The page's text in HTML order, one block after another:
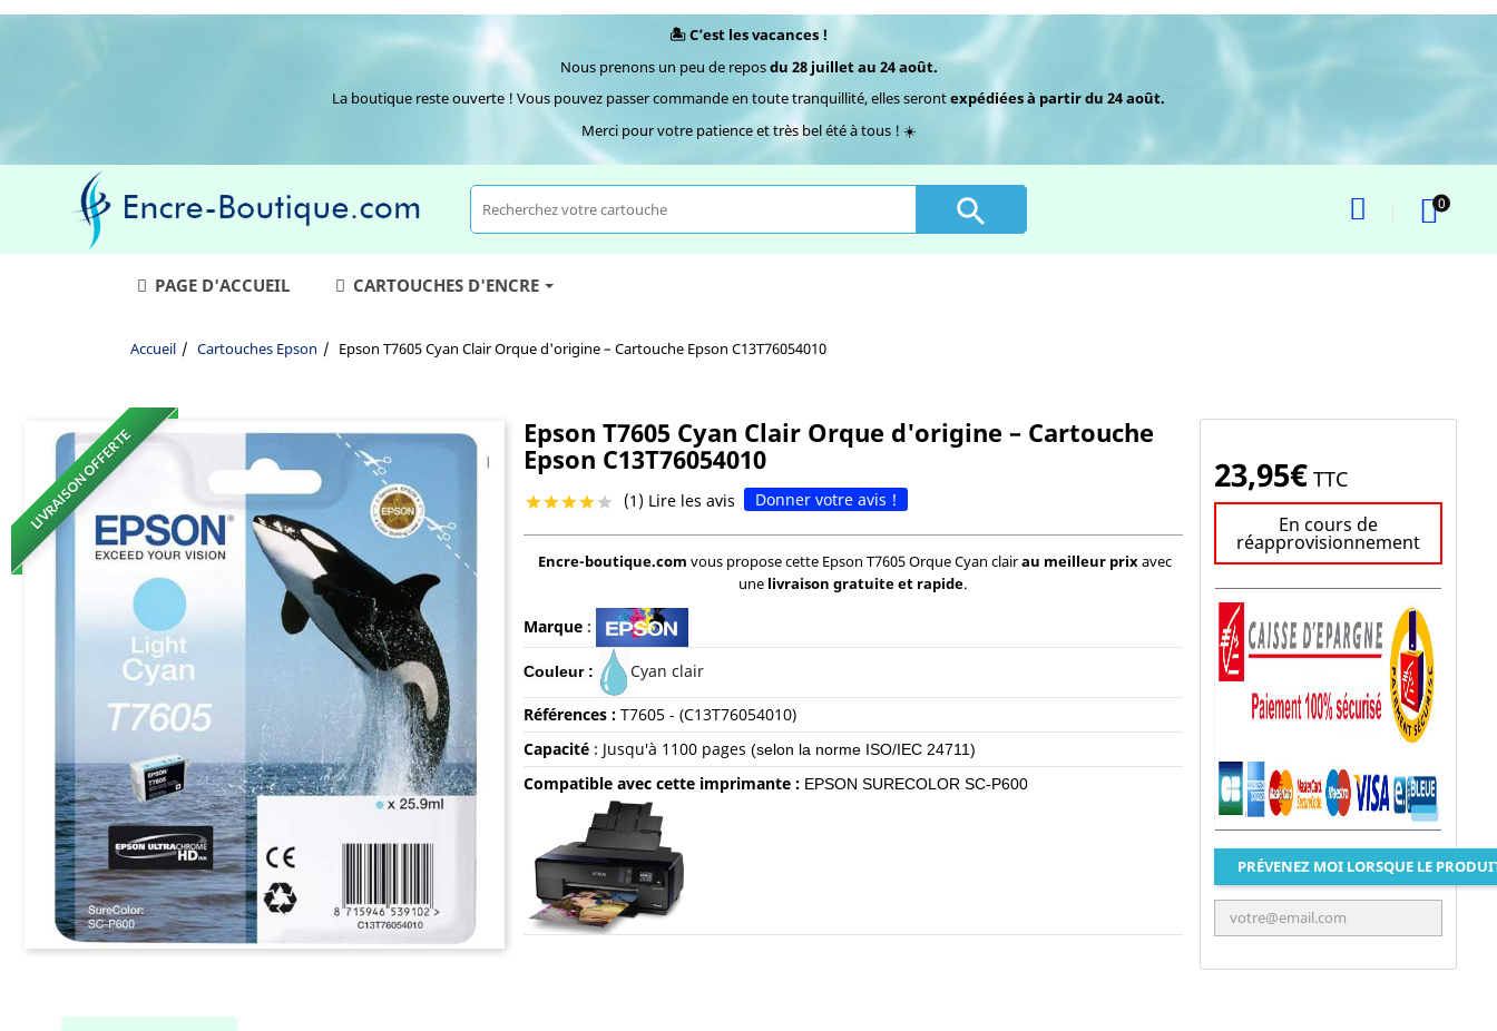
🏝️ C’est les vacances !
Nous prenons un peu de reposdu 28 juillet au 24 août.
La boutique reste ouverte ! Vous pouvez passer commande en toute tranquillité, elles serontexpédiées à partir du 24 août.
Merci pour votre patience et très bel été à tous ! ☀️
 0
PAGE D'ACCUEIL CARTOUCHES D'ENCRE
Accueil Cartouches Epson Epson T7605 Cyan Clair Orque d'origine – Cartouche Epson C13T76054010
LIVRAISON OFFERTE
Epson T7605 Cyan Clair Orque d'origine – Cartouche
Epson C13T76054010
 (1) Lire les avis Donner votre avis !
Encre-boutique.com vous propose cette Epson T7605 Orque Cyan clairau meilleur prix avec
une livraison gratuite et rapide.
Marque:
Couleur : Cyan clair
Références : T7605 - (C13T76054010)
Capacité: Jusqu'à 1100 pages (selon la norme ISO/IEC 24711)
Compatible avec cette imprimante : EPSON SURECOLOR SC-P600
23,95€ TTC
En cours de
réapprovisionnement
PRÉVENEZ MOI LORSQUE LE